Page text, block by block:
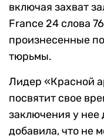
включая захват
France 24 слова
произнесенные
тюрьмы.
Лидер «Красной
посвятит свое
заключения у нее
добавила, что не